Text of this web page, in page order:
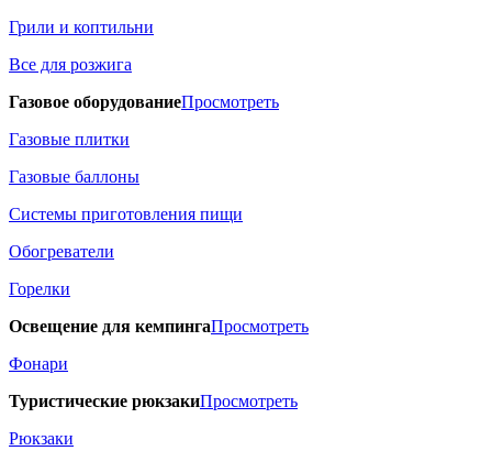
Грили и коптильни
Все для розжига
Газовое оборудованиеПросмотреть
Газовые плитки
Газовые баллоны
Системы приготовления пищи
Обогреватели
Горелки
Освещение для кемпингаПросмотреть
Фонари
Туристические рюкзакиПросмотреть
Рюкзаки